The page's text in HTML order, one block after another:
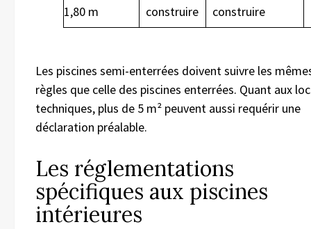
1,80 m
construire
construire
Les piscines semi-enterrées doivent suivre les
règles que celle des piscines enterrées. Quant aux
techniques, plus de 5 m² peuvent aussi requérir une
déclaration préalable.
Les réglementations
spécifiques aux piscines
intérieures